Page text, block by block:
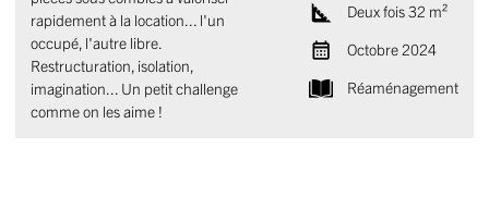
rapidement à la location... l'un
occupé, l'autre libre.
Restructuration, isolation,
imagination... Un petit challenge
comme on les aime !
Deux fois 32 m²
Octobre 2024
Réaménagement